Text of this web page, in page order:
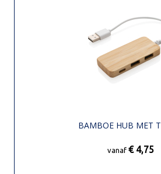
BAMBOE HUB MET
vanaf € 4,75